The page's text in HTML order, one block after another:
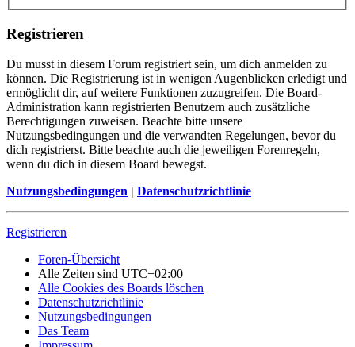
Registrieren
Du musst in diesem Forum registriert sein, um dich anmelden zu
können. Die Registrierung ist in wenigen Augenblicken erledigt und
ermöglicht dir, auf weitere Funktionen zuzugreifen. Die Board-
Administration kann registrierten Benutzern auch zusätzliche
Berechtigungen zuweisen. Beachte bitte unsere
Nutzungsbedingungen und die verwandten Regelungen, bevor du
dich registrierst. Bitte beachte auch die jeweiligen Forenregeln,
wenn du dich in diesem Board bewegst.
Nutzungsbedingungen | Datenschutzrichtlinie
Registrieren
Foren-Übersicht
Alle Zeiten sind UTC+02:00
Alle Cookies des Boards löschen
Datenschutzrichtlinie
Nutzungsbedingungen
Das Team